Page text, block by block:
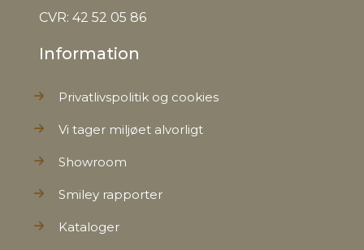
CVR: 42 52 05 86
Information
Privatlivspolitik og cookies
Vi tager miljøet alvorligt
Showroom
Smiley rapporter
Kataloger